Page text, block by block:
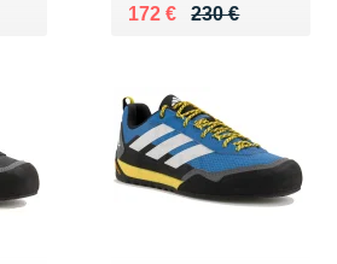
230 €
Au lieu de 230 €
172 €
Vendu 172 €